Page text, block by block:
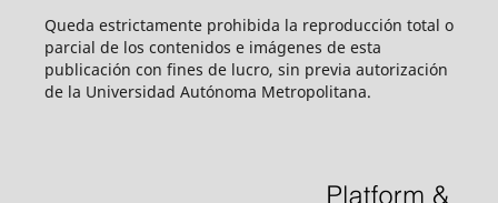
Queda estrictamente prohibida la reproducción total o
parcial de los contenidos e imágenes de esta
publicación con fines de lucro, sin previa autorización
de la Universidad Autónoma Metropolitana.